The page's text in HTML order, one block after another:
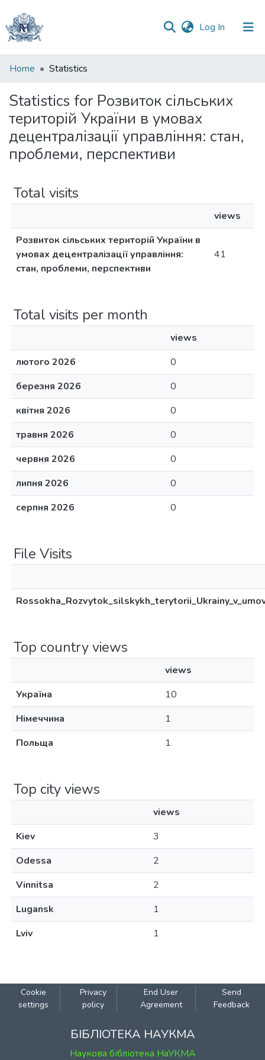
Log In (current)
Communities
Collections
All of DSpace
Home Statistics
Statistics for Розвиток сільських
територій України в умовах
децентралізації управління: стан,
проблеми, перспективи
Total visits
views
Розвиток сільських територій України в
умовах децентралізації управління:
стан, проблеми, перспективи
41
Total visits per month
views
лютого 2026
0
березня 2026
0
квітня 2026
0
травня 2026
0
червня 2026
0
липня 2026
0
серпня 2026
0
File Visits
Top country views
views
Україна
10
Німеччина
1
Польща
1
Top city views
views
Kiev
3
Odessa
2
Vinnitsa
2
Lugansk
1
Lviv
1
Cookie
settings
Privacy
policy
End User
Agreement
Send
Feedback
БІБЛІОТЕКА НАУКМА
Наукова бібліотека НаУКМА